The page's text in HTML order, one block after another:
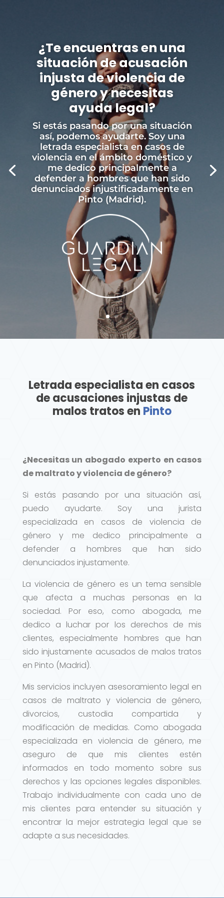
¿Te encuentras en una
situación de acusación
injusta de violencia de
género y necesitas
ayuda legal?
Si estás pasando por una situación
así, podemos ayudarte. Soy una
letrada especialista en casos de
violencia en el ámbito doméstico y
me dedico principalmente a
defender a hombres que han sido
denunciados injustificadamente en
Pinto (Madrid).
Letrada especialista en casos
de acusaciones injustas de
malos tratos en Pinto
¿Necesitas un abogado experto en casos
de maltrato y violencia de género?
Si estás pasando por una situación así,
puedo ayudarte. Soy una jurista
especializada en casos de violencia de
género y me dedico principalmente a
defender a hombres que han sido
denunciados injustamente.
La violencia de género es un tema sensible
que afecta a muchas personas en la
sociedad. Por eso, como abogada, me
dedico a luchar por los derechos de mis
clientes, especialmente hombres que han
sido injustamente acusados de malos tratos
en Pinto (Madrid).
Mis servicios incluyen asesoramiento legal en
casos de maltrato y violencia de género,
divorcios, custodia compartida y
modificación de medidas. Como abogada
especializada en violencia de género, me
aseguro de que mis clientes estén
informados en todo momento sobre sus
derechos y las opciones legales disponibles.
Trabajo individualmente con cada uno de
mis clientes para entender su situación y
encontrar la mejor estrategia legal que se
adapte a sus necesidades.